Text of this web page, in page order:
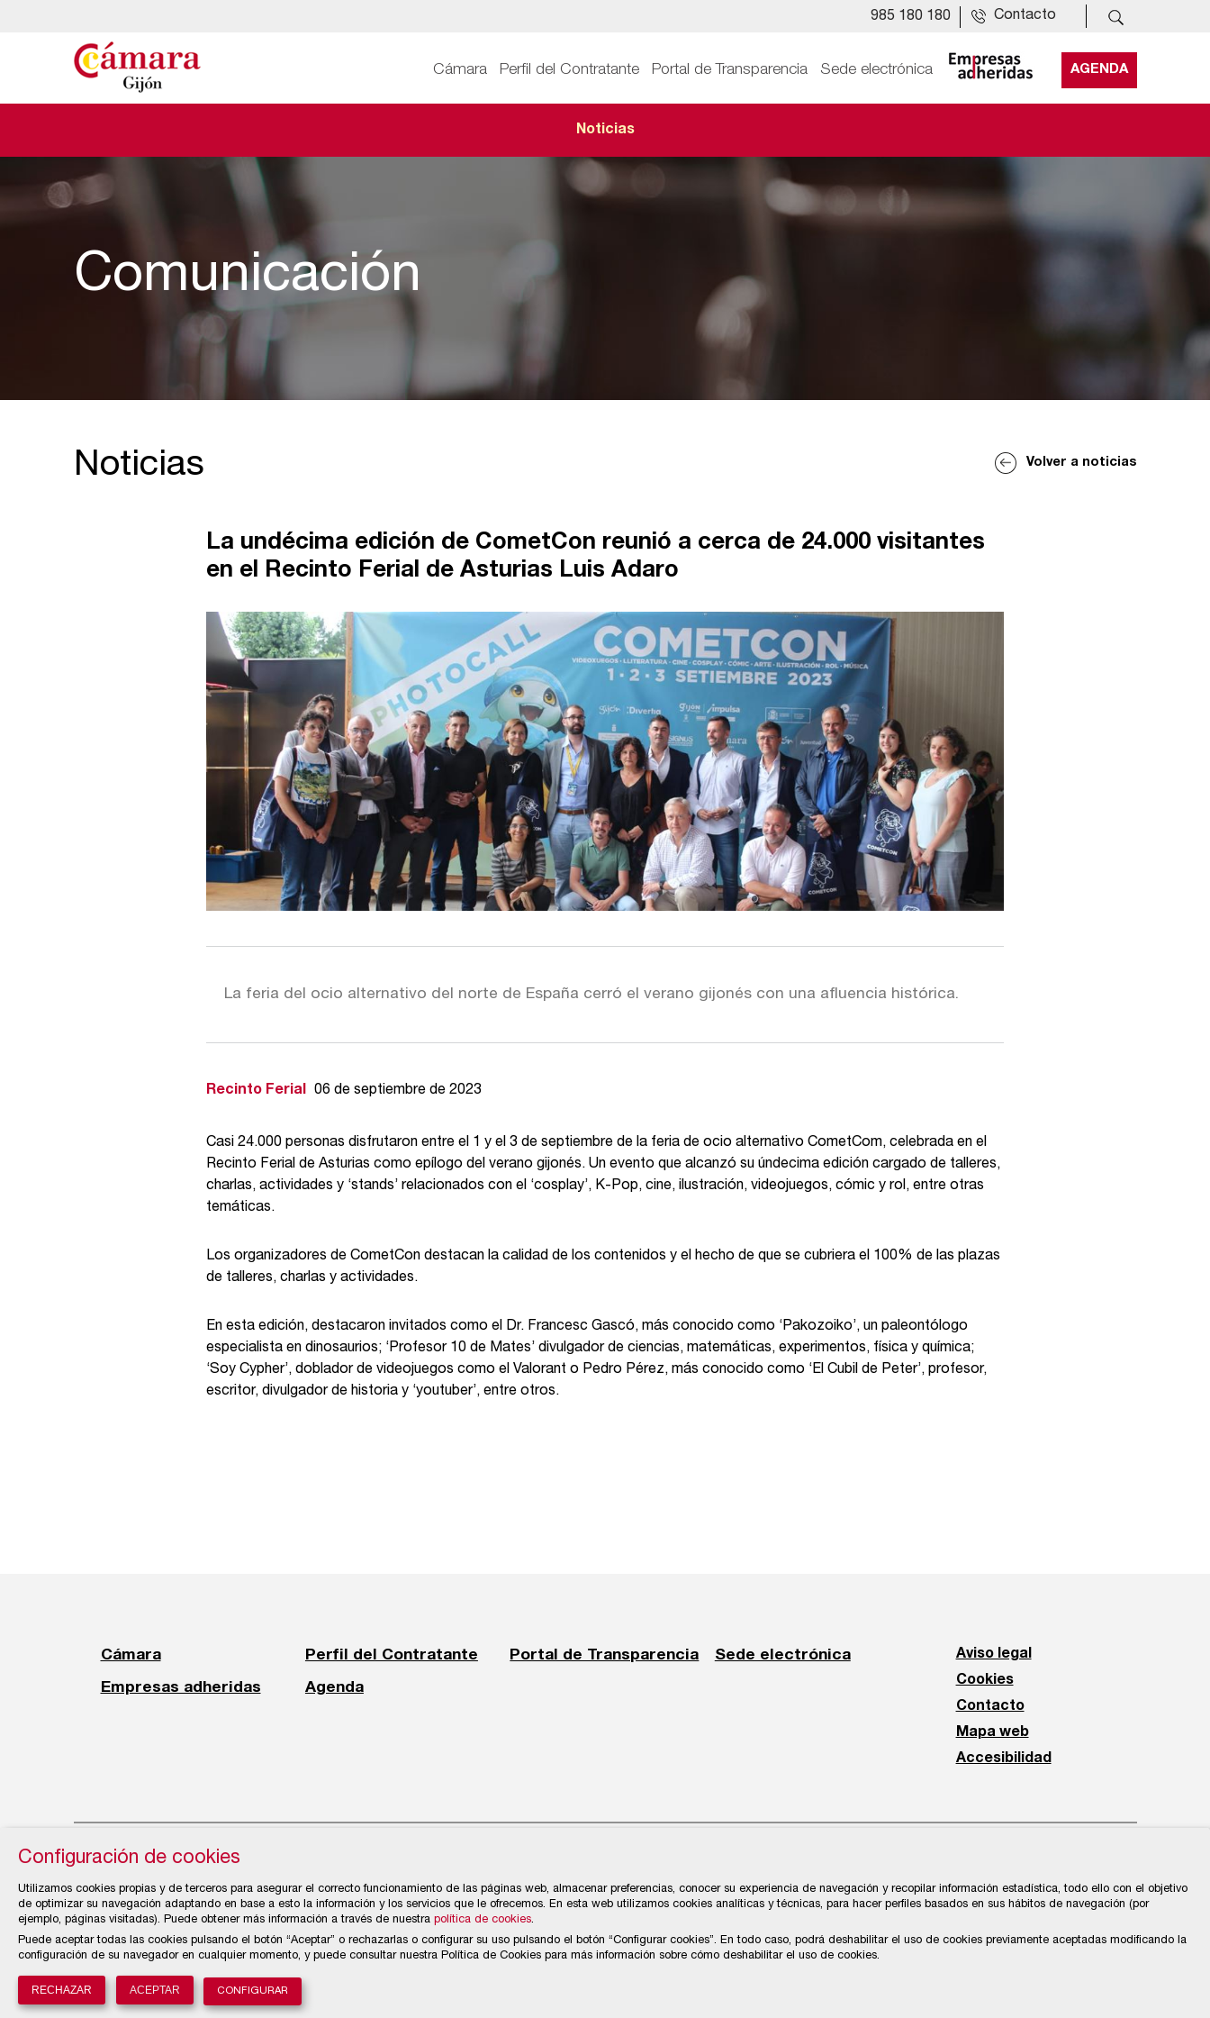
985 180 180 Contacto
Cámara Perfil del Contratante Portal de Transparencia Sede electrónica AGENDA
Noticias
Comunicación
Noticias Volver a noticias
La undécima edición de CometCon reunió a cerca de 24.000 visitantes
en el Recinto Ferial de Asturias Luis Adaro
La feria del ocio alternativo del norte de España cerró el verano gijonés con una afluencia histórica.
Recinto Ferial 06 de septiembre de 2023
Casi 24.000 personas disfrutaron entre el 1 y el 3 de septiembre de la feria de ocio alternativo CometCom, celebrada en el
Recinto Ferial de Asturias como epílogo del verano gijonés. Un evento que alcanzó su úndecima edición cargado de talleres,
charlas, actividades y ‘stands’ relacionados con el ‘cosplay’, K-Pop, cine, ilustración, videojuegos, cómic y rol, entre otras
temáticas.
Los organizadores de CometCon destacan la calidad de los contenidos y el hecho de que se cubriera el 100% de las plazas
de talleres, charlas y actividades.
En esta edición, destacaron invitados como el Dr. Francesc Gascó, más conocido como ‘Pakozoiko’, un paleontólogo
especialista en dinosaurios; ‘Profesor 10 de Mates’ divulgador de ciencias, matemáticas, experimentos, física y química;
‘Soy Cypher’, doblador de videojuegos como el Valorant o Pedro Pérez, más conocido como ‘El Cubil de Peter’, profesor,
escritor, divulgador de historia y ‘youtuber’, entre otros.
Cámara Perfil del Contratante Portal de Transparencia Sede electrónica
Empresas adheridas Agenda
Aviso legal
Cookies
Contacto
Mapa web
Accesibilidad
Configuración de cookies
Utilizamos cookies propias y de terceros para asegurar el correcto funcionamiento de las páginas web, almacenar preferencias, conocer su experiencia de navegación y recopilar información estadística, todo ello con el objetivo
de optimizar su navegación adaptando en base a esto la información y los servicios que le ofrecemos. En esta web utilizamos cookies analíticas y técnicas, para hacer perfiles basados en sus hábitos de navegación (por
ejemplo, páginas visitadas). Puede obtener más información a través de nuestra política de cookies.
Puede aceptar todas las cookies pulsando el botón “Aceptar” o rechazarlas o configurar su uso pulsando el botón “Configurar cookies”. En todo caso, podrá deshabilitar el uso de cookies previamente aceptadas modificando la
configuración de su navegador en cualquier momento, y puede consultar nuestra Política de Cookies para más información sobre cómo deshabilitar el uso de cookies.
RECHAZAR ACEPTAR CONFIGURAR